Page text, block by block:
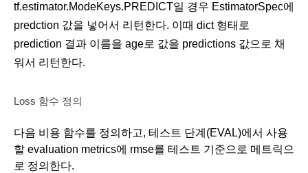
tf.estimator.ModeKeys.PREDICT일 경우 EstimatorSpec에
predction 값을 넣어서 리턴한다. 이때 dict 형태로
prediction 결과 이름을 age로 값을 predictions 값으로 채
워서 리턴한다.
Loss 함수 정의
다음 비용 함수를 정의하고, 테스트 단계(EVAL)에서 사용
할 evaluation metrics에 rmse를 테스트 기준으로 메트릭으
로 정의한다.